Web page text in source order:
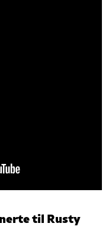
til Rusty